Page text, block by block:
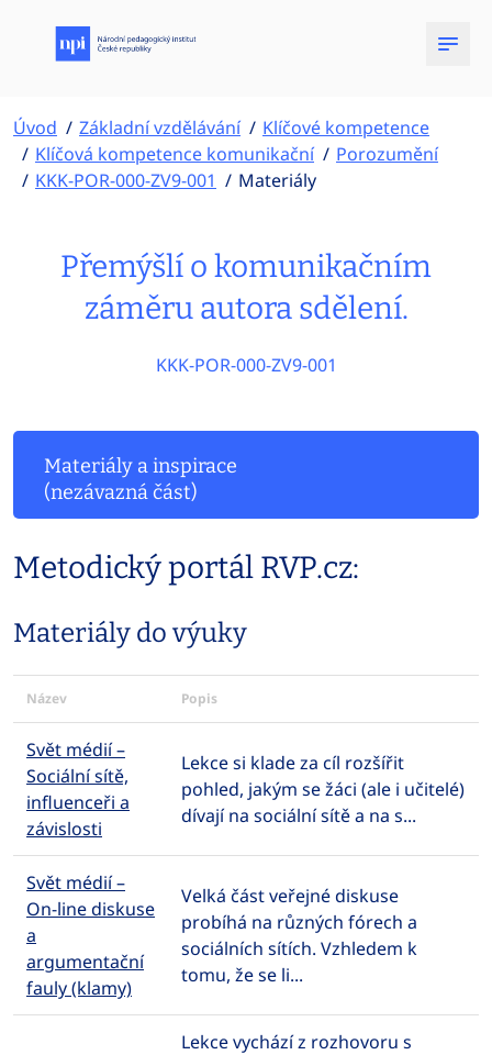
Úvod Základní vzdělávání
Klíčové kompetence
Klíčová kompetence komunikační
Porozumění
KKK-POR-000-ZV9-001
Materiály
Přemýšlí o komunikačním
záměru autora sdělení.
KKK-POR-000-ZV9-001
Materiály a inspirace
(nezávazná část)
Metodický portál RVP.cz:
Materiály do výuky
Název Popis
Svět médií –
Sociální sítě,
influenceři a
závislosti
Lekce si klade za cíl rozšířit
pohled, jakým se žáci (ale i učitelé)
dívají na sociální sítě a na s...
Svět médií –
On-line diskuse
a
argumentační
fauly (klamy)
Velká část veřejné diskuse
probíhá na různých fórech a
sociálních sítích. Vzhledem k
tomu, že se li...
Lekce vychází z rozhovoru s